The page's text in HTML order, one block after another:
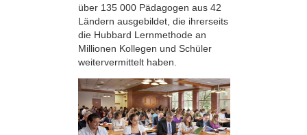
über 135 000 Pädagogen aus 42
Ländern ausgebildet, die ihrerseits
die Hubbard Lernmethode an
Millionen Kollegen und Schüler
weitervermittelt haben.